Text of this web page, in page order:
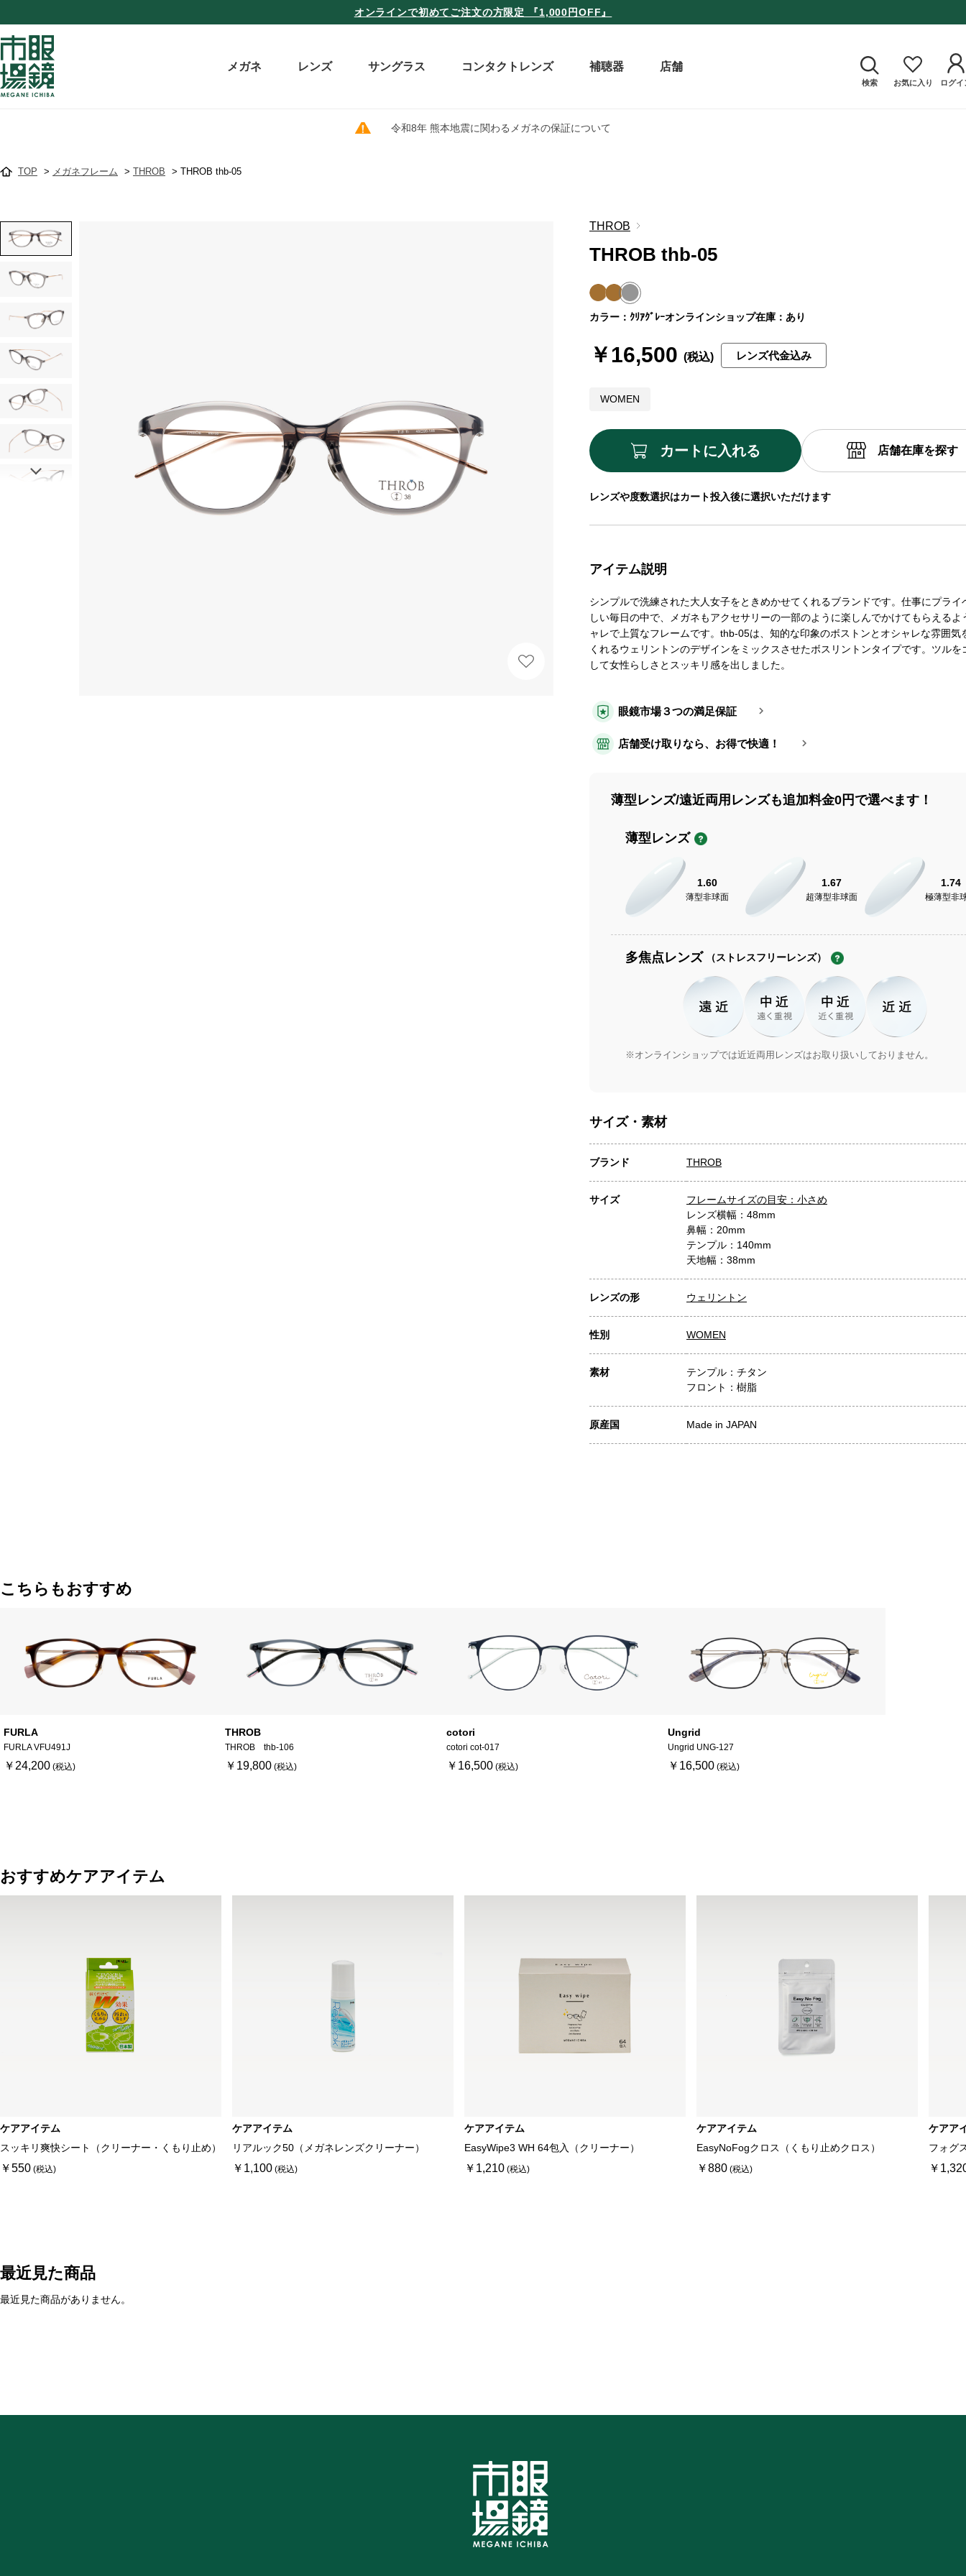
オンラインで初めてご注文の方限定 『1,000円OFF』
メガネ レンズ サングラス コンタクトレンズ 補聴器 店舗
検索 お気に入り ログイ
令和8年 熊本地震に関わるメガネの保証について
TOP > メガネフレーム > THROB > THROB thb-05
レンズや度数選択はカート投入後に選択いただけます
THROB
カラー：ｸﾘｱｸﾞﾚｰオンラインショップ在庫：あり
サイズ・素材
ブランド THROB
サイズ
フレームサイズの目安：小さめ
レンズ横幅：48mm
鼻幅：20mm
テンプル：140mm
天地幅：38mm
レンズの形 ウェリントン
性別 WOMEN
素材
テンプル：チタン
フロント：樹脂
原産国 Made in JAPAN
眼鏡市場３つの満足保証
店舗受け取りなら、お得で快適！
薄型レンズ/遠近両用レンズも追加料金0円で選べます！
薄型レンズ
1.60
薄型非球面
1.67
超薄型非球面
1.74
極薄型非
多焦点レンズ （ストレスフリーレンズ）
※オンラインショップでは近近両用レンズはお取り扱いしておりません。
￥16,500 レンズ代金込み
WOMEN
THROB thb-05
アイテム説明
シンプルで洗練された大人女子をときめかせてくれるブランドです。仕事にプライ
しい毎日の中で、メガネもアクセサリーの一部のように楽しんでかけてもらえるよ
ャレで上質なフレームです。thb-05は、知的な印象のボストンとオシャレな雰囲気
くれるウェリントンのデザインをミックスさせたボスリントンタイプです。ツルを
して女性らしさとスッキリ感を出しました。
カートに入れる 店舗在庫を探す
こちらもおすすめ
FURLA
FURLA VFU491J
￥24,200
THROB
THROB thb-106
￥19,800
cotori
cotori cot-017
￥16,500
Ungrid
Ungrid UNG-127
￥16,500
おすすめケアアイテム
ケアアイテム
スッキリ爽快シート（クリーナー・くもり止め）
￥550
ケアアイテム
リアルック50（メガネレンズクリーナー）
￥1,100
ケアアイテム
EasyWipe3 WH 64包入（クリーナー）
￥1,210
ケアアイテム
EasyNoFogクロス（くもり止めクロス）
￥880
ケアア
フォグ
￥
最近見た商品
最近見た商品がありません。